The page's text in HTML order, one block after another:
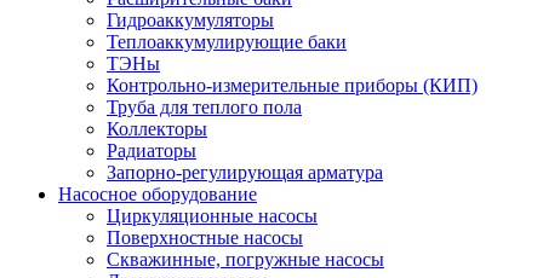
Гидроаккумуляторы
Теплоаккумулирующие баки
ТЭНы
Контрольно-измерительные приборы (КИП)
Труба для теплого пола
Коллекторы
Радиаторы
Запорно-регулирующая арматура
Насосное оборудование
Циркуляционные насосы
Поверхностные насосы
Скважинные, погружные насосы